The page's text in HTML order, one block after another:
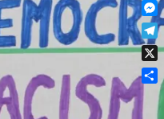
o
k
r
e
s
t
t
s
A
p
p
n
k
e
d
I
l
i
p
b
o
M
e
s
s
e
T
e
l
g
X
h